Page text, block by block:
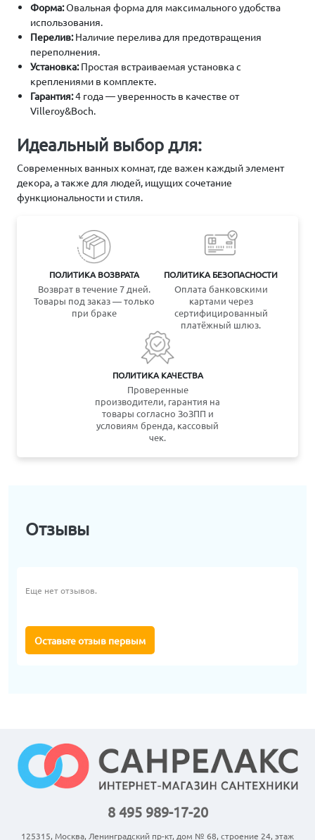
ПОЛИТИКА ВОЗВРАТА
Возврат в течение 7 дней.
Товары под заказ — только
при браке
ПОЛИТИКА БЕЗОПАСНОСТИ
Оплата банковскими
картами через
сертифицированный
платёжный шлюз.
ПОЛИТИКА КАЧЕСТВА
Проверенные
производители, гарантия на
товары согласно ЗоЗПП и
условиям бренда, кассовый
чек.
Форма:Овальная форма для максимального удобства
использования.
Перелив:Наличие перелива для предотвращения
переполнения.
Установка:Простая встраиваемая установка с
креплениями в комплекте.
Гарантия:4 года — уверенность в качестве от
Villeroy&Boch.
Идеальный выбор для:
Современных ванных комнат, где важен каждый элемент
декора, а также для людей, ищущих сочетание
функциональности и стиля.
Отзывы
Еще нет отзывов.
Оставьте отзыв первым
8 495 989-17-20
125315, Москва, Ленинградский пр-кт, дом № 68, строение 24, этаж